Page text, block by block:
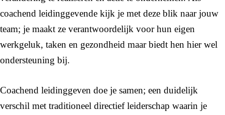
coachend leidinggevende kijk je met deze blik naar jouw
team; je maakt ze verantwoordelijk voor hun eigen
werkgeluk, taken en gezondheid maar biedt hen hier wel
ondersteuning bij.
Coachend leidinggeven doe je samen; een duidelijk
verschil met traditioneel directief leiderschap waarin je